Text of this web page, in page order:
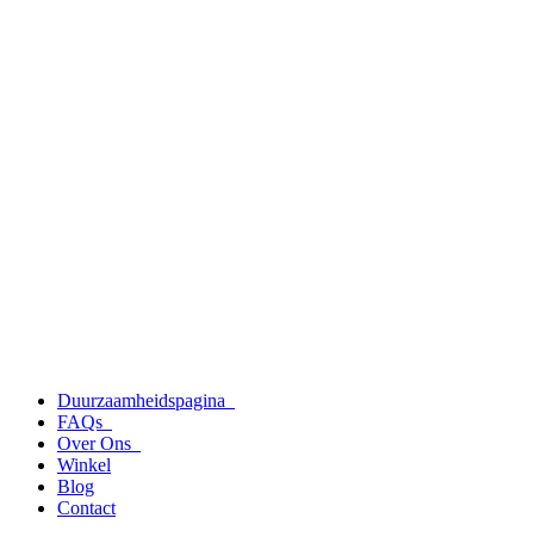
Duurzaamheidspagina
FAQs
Over Ons
Winkel
Blog
Contact